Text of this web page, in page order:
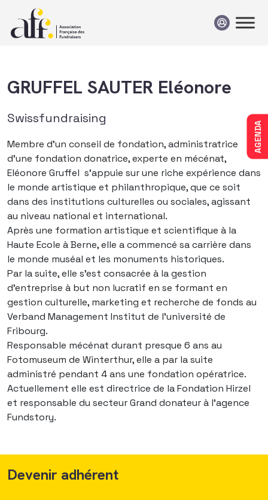
AGENDA
GRUFFEL SAUTER Eléonore
Swissfundraising
Membre d’un conseil de fondation, administratrice
d’une fondation donatrice, experte en mécénat,
Eléonore Gruffel s’appuie sur une riche expérience dans
le monde artistique et philanthropique, que ce soit
dans des institutions culturelles ou sociales, agissant
au niveau national et international.
Après une formation artistique et scientifique à la
Haute Ecole à Berne, elle a commencé sa carrière dans
le monde muséal et les monuments historiques.
Par la suite, elle s’est consacrée à la gestion
d’entreprise à but non lucratif en se formant en
gestion culturelle, marketing et recherche de fonds au
Verband Management Institut de l’université de
Fribourg.
Responsable mécénat durant presque 6 ans au
Fotomuseum de Winterthur, elle a par la suite
administré pendant 4 ans une fondation opératrice.
Actuellement elle est directrice de la Fondation Hirzel
et responsable du secteur Grand donateur à l’agence
Fundstory.
Devenir adhérent